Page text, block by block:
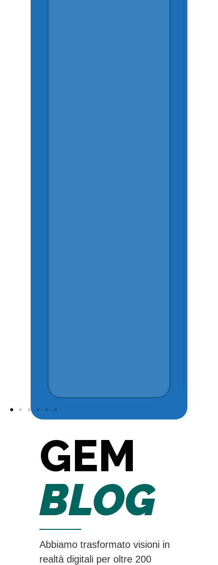
GEM
BLOG
Abbiamo trasformato visioni in
realtà digitali per oltre 200